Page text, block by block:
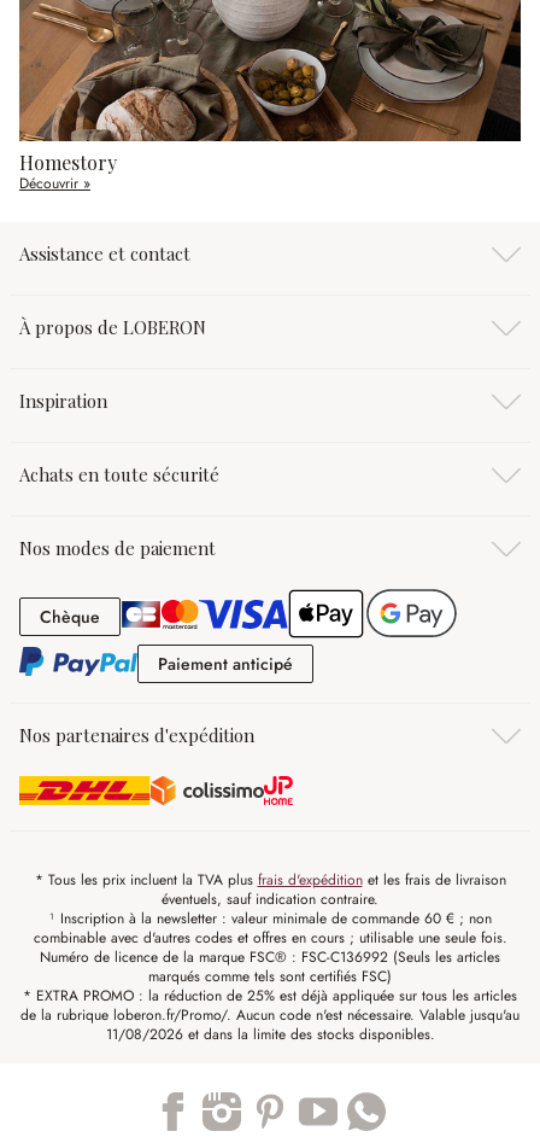
Homestory
Découvrir »
Assistance et contact
À propos de LOBERON
Inspiration
Achats en toute sécurité
Nos modes de paiement
Chèque Chèque
Paiement anticipé
Nos partenaires d'expédition
* Tous les prix incluent la TVA plus frais d'expéditionet les frais de livraison
éventuels, sauf indication contraire.
¹ Inscription à la newsletter : valeur minimale de commande 60 € ; non
combinable avec d'autres codes et offres en cours ; utilisable une seule fois.
Numéro de licence de la marque FSC® : FSC-C136992 (Seuls les articles
marqués comme tels sont certifiés FSC)
* EXTRA PROMO : la réduction de 25% est déjà appliquée sur tous les articles
de la rubrique loberon.fr/Promo/. Aucun code n'est nécessaire. Valable jusqu'au
11/08/2026 et dans la limite des stocks disponibles.